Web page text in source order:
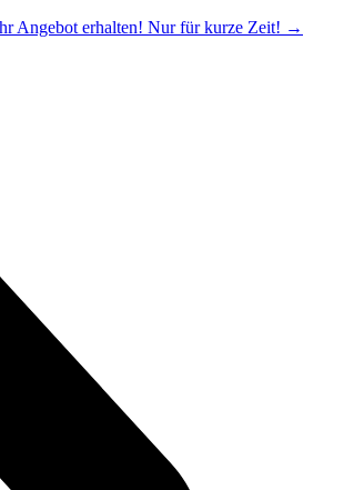
Angebot erhalten! Nur für kurze Zeit! →